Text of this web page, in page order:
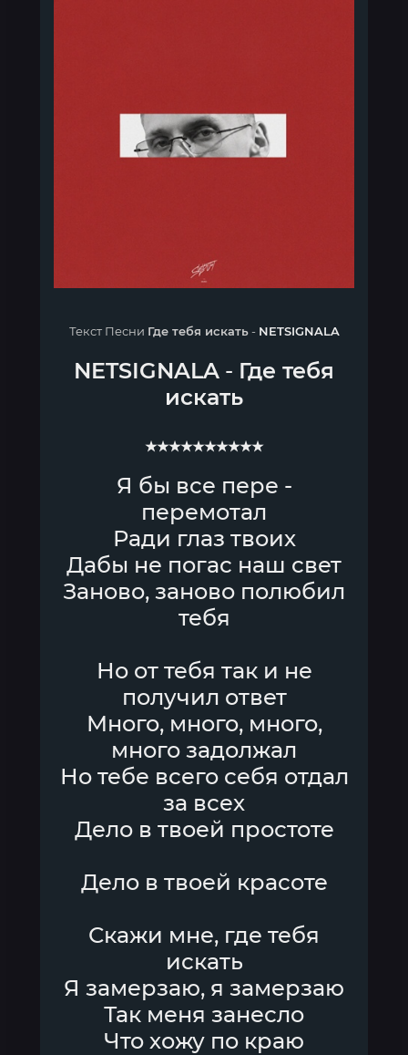
Текст Песни Где тебя искать- NETSIGNALA
NETSIGNALA - Где тебя
искать
★★★★★★★★★★
Я бы все пере -
перемотал
Ради глаз твоих
Дабы не погас наш свет
Заново, заново полюбил
тебя
Но от тебя так и не
получил ответ
Много, много, много,
много задолжал
Но тебе всего себя отдал
за всех
Дело в твоей простоте
Дело в твоей красоте
Скажи мне, где тебя
искать
Я замерзаю, я замерзаю
Так меня занесло
Что хожу по краю